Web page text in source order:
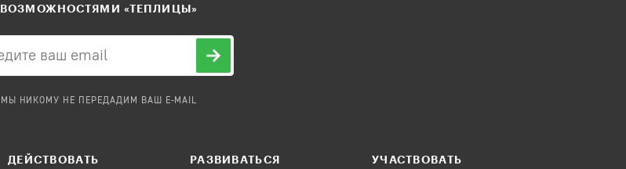
ВОЗМОЖНОСТЯМИ «ТЕПЛИЦЫ»
МЫ НИКОМУ НЕ ПЕРЕДАДИМ ВАШ E-MAIL
ДЕЙСТВОВАТЬ РАЗВИВАТЬСЯ УЧАСТВОВАТЬ